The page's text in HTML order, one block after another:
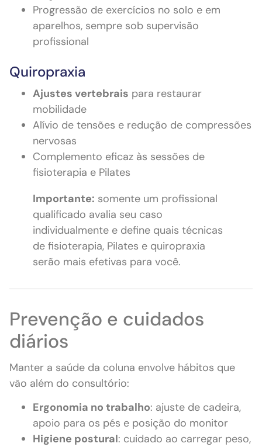
Progressão de exercícios no solo e em
aparelhos, sempre sob supervisão
profissional
Quiropraxia
Ajustes vertebrais para restaurar
mobilidade
Alívio de tensões e redução de compressões
nervosas
Complemento eficaz às sessões de
fisioterapia e Pilates
Importante: somente um profissional
qualificado avalia seu caso
individualmente e define quais técnicas
de fisioterapia, Pilates e quiropraxia
serão mais efetivas para você.
Prevenção e cuidados
diários
Manter a saúde da coluna envolve hábitos que
vão além do consultório:
Ergonomia no trabalho: ajuste de cadeira,
apoio para os pés e posição do monitor
Higiene postural: cuidado ao carregar peso,